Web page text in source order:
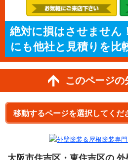
絶対に損はさせません
にも他社と見積りを比
このページの